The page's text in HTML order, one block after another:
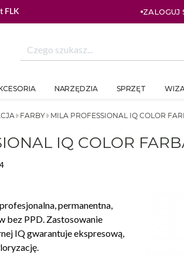
FLK ZALOGUJ
NARZĘDZIA SPRZĘT
MILA PROFESSIONAL IQ COLOR
FARBY
IQ COLOR
permanentna,
bez PPD. Zastosowanie
IQ gwarantuje ekspresową,